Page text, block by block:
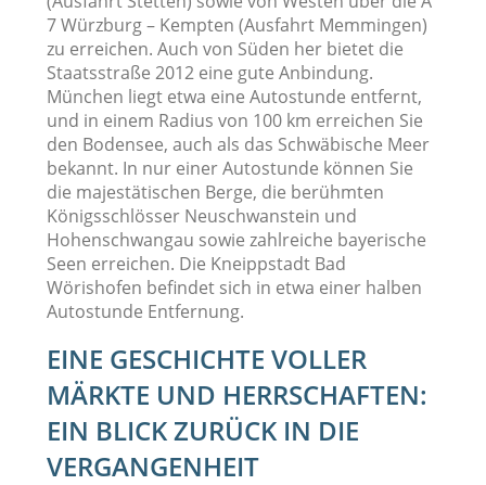
7 Würzburg – Kempten (Ausfahrt Memmingen)
zu erreichen. Auch von Süden her bietet die
Staatsstraße 2012 eine gute Anbindung.
München liegt etwa eine Autostunde entfernt,
und in einem Radius von 100 km erreichen Sie
den Bodensee, auch als das Schwäbische Meer
bekannt. In nur einer Autostunde können Sie
die majestätischen Berge, die berühmten
Königsschlösser Neuschwanstein und
Hohenschwangau sowie zahlreiche bayerische
Seen erreichen. Die Kneippstadt Bad
Wörishofen befindet sich in etwa einer halben
Autostunde Entfernung.
EINE GESCHICHTE VOLLER
MÄRKTE UND HERRSCHAFTEN:
EIN BLICK ZURÜCK IN DIE
VERGANGENHEIT